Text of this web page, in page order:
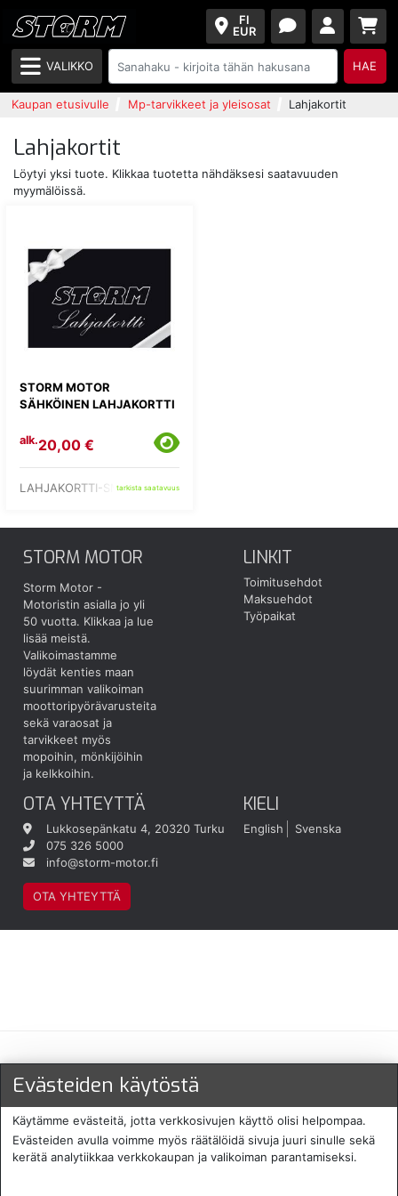
FI
EUR
VALIKKO HAE
Kaupan etusivulle Mp-tarvikkeet ja yleisosat Lahjakortit
Lahjakortit
Löytyi yksi tuote. Klikkaa tuotetta nähdäksesi saatavuuden
myymälöissä.
STORM MOTOR
SÄHKÖINEN LAHJAKORTTI
alk.20,00 €
LAHJAKORTTI-SM-tarkista saatavuus
STORM MOTOR
Storm Motor -
Motoristin asialla jo yli
50 vuotta. Klikkaa ja lue
lisää meistä.
Valikoimastamme
löydät kenties maan
suurimman valikoiman
moottoripyörävarusteita
sekä varaosat ja
tarvikkeet myös
mopoihin, mönkijöihin
ja kelkkoihin.
LINKIT
Toimitusehdot
Maksuehdot
Työpaikat
OTA YHTEYTTÄ
Lukkosepänkatu 4, 20320 Turku
075 326 5000
info@storm-motor.fi
OTA YHTEYTTÄ
KIELI
English Svenska
Maksu- ja toimitustavat
Evästeiden käytöstä
Käytämme evästeitä, jotta verkkosivujen käyttö olisi helpompaa.
Evästeiden avulla voimme myös räätälöidä sivuja juuri sinulle sekä
kerätä analytiikkaa verkkokaupan ja valikoiman parantamiseksi.